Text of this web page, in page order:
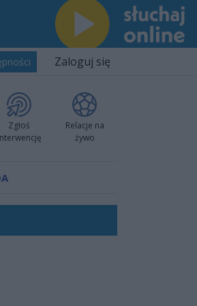
Zaloguj się
Zgłoś
Relacje na
żywo